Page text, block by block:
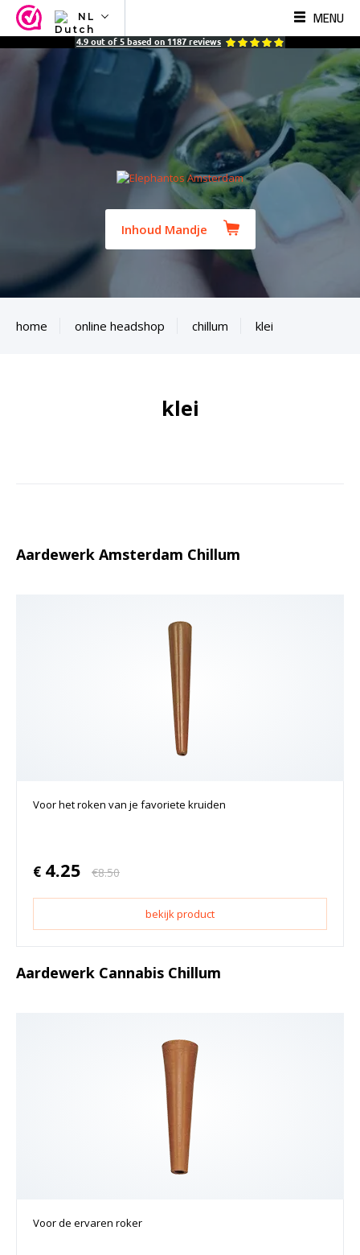
NL
NL
ES
MENU
4.9 out of 5 based on 1187 reviews
Inhoud Mandje
home online headshop chillum klei
klei
Aardewerk Amsterdam Chillum
Voor het roken van je favoriete kruiden
€ 4.25 €8.50
bekijk product
Aardewerk Cannabis Chillum
Voor de ervaren roker